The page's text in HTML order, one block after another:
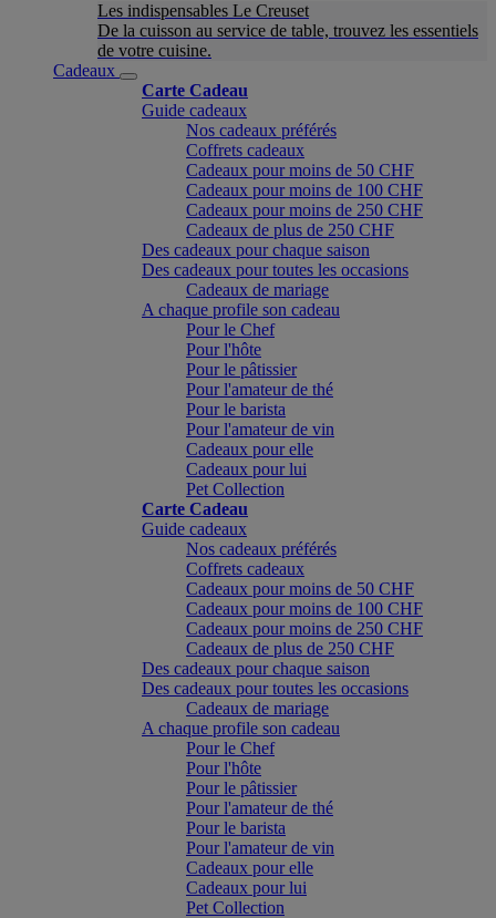
Les indispensables Le Creuset
De la cuisson au service de table, trouvez les essentiels
de votre cuisine.
Cadeaux
Carte Cadeau
Guide cadeaux
Nos cadeaux préférés
Coffrets cadeaux
Cadeaux pour moins de 50 CHF
Cadeaux pour moins de 100 CHF
Cadeaux pour moins de 250 CHF
Cadeaux de plus de 250 CHF
Des cadeaux pour chaque saison
Des cadeaux pour toutes les occasions
Cadeaux de mariage
A chaque profile son cadeau
Pour le Chef
Pour l'hôte
Pour le pâtissier
Pour l'amateur de thé
Pour le barista
Pour l'amateur de vin
Cadeaux pour elle
Cadeaux pour lui
Pet Collection
Carte Cadeau
Guide cadeaux
Nos cadeaux préférés
Coffrets cadeaux
Cadeaux pour moins de 50 CHF
Cadeaux pour moins de 100 CHF
Cadeaux pour moins de 250 CHF
Cadeaux de plus de 250 CHF
Des cadeaux pour chaque saison
Des cadeaux pour toutes les occasions
Cadeaux de mariage
A chaque profile son cadeau
Pour le Chef
Pour l'hôte
Pour le pâtissier
Pour l'amateur de thé
Pour le barista
Pour l'amateur de vin
Cadeaux pour elle
Cadeaux pour lui
Pet Collection